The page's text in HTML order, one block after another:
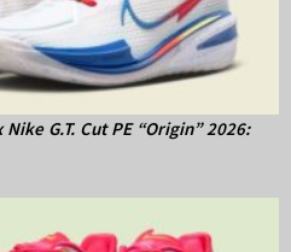
G.T. Cut PE “Origin” 2026: